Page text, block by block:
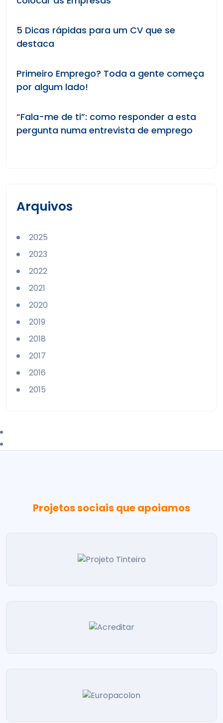
5 Dicas rápidas para um CV que se
destaca
Primeiro Emprego? Toda a gente começa
por algum lado!
“Fala-me de ti”: como responder a esta
pergunta numa entrevista de emprego
Arquivos
2025
2023
2022
2021
2020
2019
2018
2017
2016
2015
Projetos sociais que apoiamos